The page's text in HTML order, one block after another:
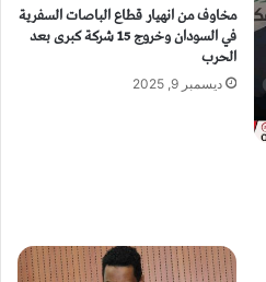
مخاوف من انهيار قطاع الباصات السفرية
في السودان وخروج 15 شركة كبرى بعد
الحرب
ديسمبر 9, 2025